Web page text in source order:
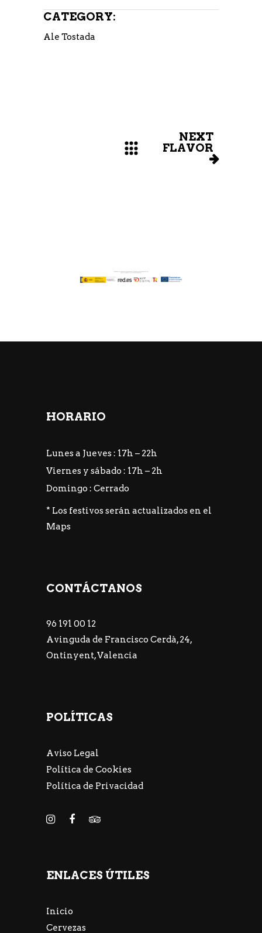
CATEGORY:
Ale Tostada
NEXT
FLAVOR
HORARIO
Lunes a Jueves : 17h – 22h
Viernes y sábado : 17h – 2h
Domingo : Cerrado
* Los festivos serán actualizados en el
Maps
CONTÁCTANOS
96 191 00 12
Avinguda de Francisco Cerdà, 24,
Ontinyent, Valencia
POLÍTICAS
Aviso Legal
Política de Cookies
Política de Privacidad
ENLACES ÚTILES
Inicio
Cervezas